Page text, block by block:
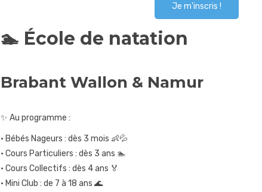
Je m'inscris !
🏊 École de natation
Brabant Wallon & Namur
✨ Au programme :
• Bébés Nageurs : dès 3 mois 👶💦
• Cours Particuliers : dès 3 ans 🏊
• Cours Collectifs : dès 4 ans 🏅
• Mini Club : de 7 à 18 ans 🌊